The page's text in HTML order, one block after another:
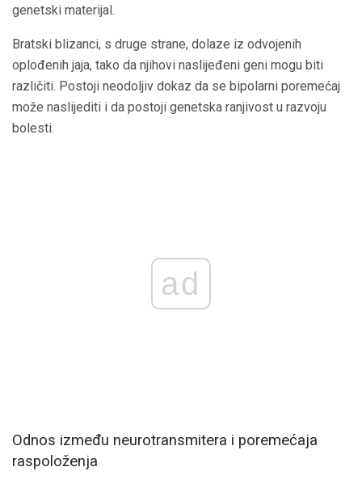
genetski materijal.
Bratski blizanci, s druge strane, dolaze iz odvojenih
oplođenih jaja, tako da njihovi naslijeđeni geni mogu biti
različiti. Postoji neodoljiv dokaz da se bipolarni poremećaj
može naslijediti i da postoji genetska ranjivost u razvoju
bolesti.
ad
Odnos između neurotransmitera i poremećaja
raspoloženja